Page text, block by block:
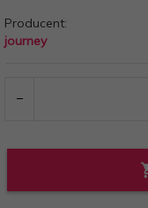
Producent:
journey